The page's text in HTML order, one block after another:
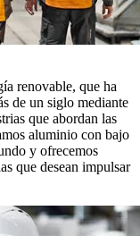
renovable, que ha
de un siglo mediante
que abordan las
aluminio con bajo
y ofrecemos
que desean impulsar